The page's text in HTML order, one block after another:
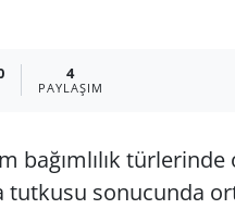
4
PAYLAŞIM
bağımlılık
sonucunda